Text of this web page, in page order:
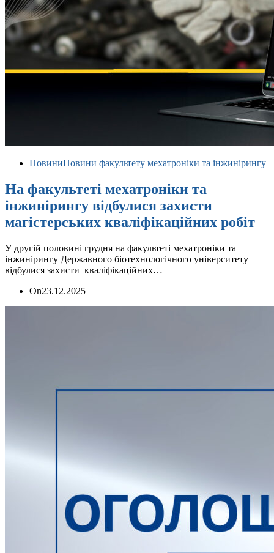
НовиниНовини факультету мехатроніки та інжинірингу
На факультеті мехатроніки та
інжинірингу відбулися захисти
магістерських кваліфікаційних робіт
У другій половині грудня на факультеті мехатроніки та
інжинірингу Державного біотехнологічного університету
відбулися захисти кваліфікаційних…
On23.12.2025